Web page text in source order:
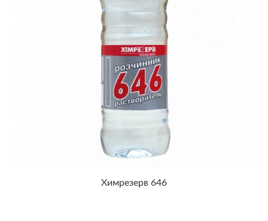
Химрезерв 646